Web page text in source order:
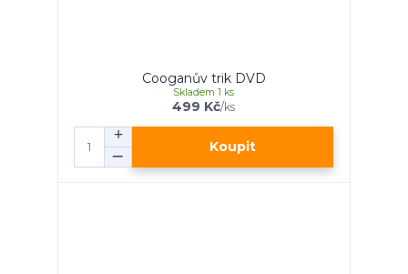
Cooganův trik DVD
499 Kč/ks
Skladem 1 ks
Koupit